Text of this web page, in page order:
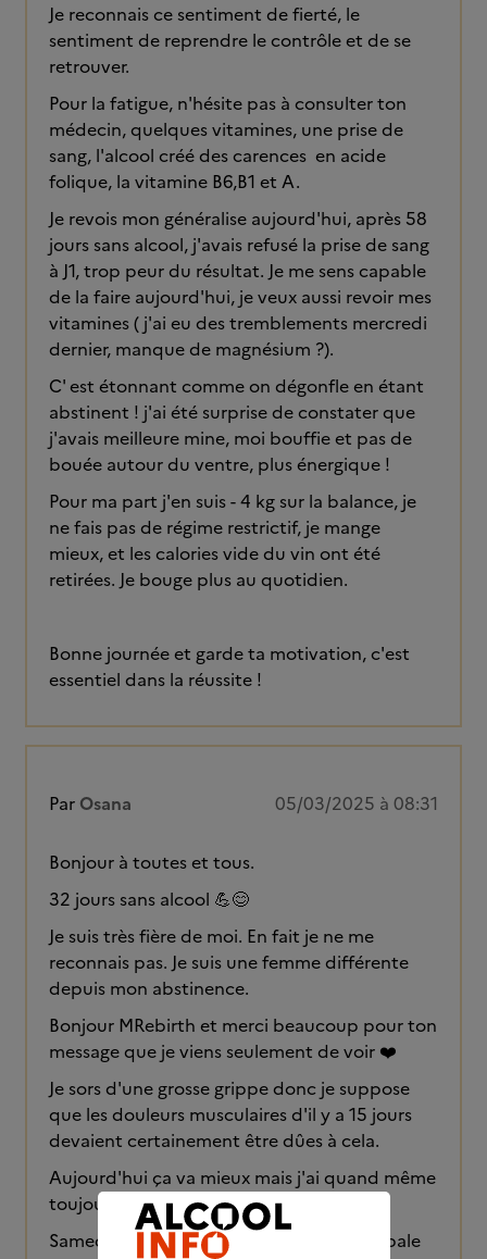
Je reconnais ce sentiment de fierté, le
sentiment de reprendre le contrôle et de se
retrouver.
Pour la fatigue, n'hésite pas à consulter ton
médecin, quelques vitamines, une prise de
sang, l'alcool créé des carences en acide
folique, la vitamine B6,B1 et A.
Je revois mon généralise aujourd'hui, après 58
jours sans alcool, j'avais refusé la prise de sang
à J1, trop peur du résultat. Je me sens capable
de la faire aujourd'hui, je veux aussi revoir mes
vitamines ( j'ai eu des tremblements mercredi
dernier, manque de magnésium ?).
C' est étonnant comme on dégonfle en étant
abstinent ! j'ai été surprise de constater que
j'avais meilleure mine, moi bouffie et pas de
bouée autour du ventre, plus énergique !
Pour ma part j'en suis - 4 kg sur la balance, je
ne fais pas de régime restrictif, je mange
mieux, et les calories vide du vin ont été
retirées. Je bouge plus au quotidien.
Bonne journée et garde ta motivation, c'est
essentiel dans la réussite !
Par Osana 05/03/2025 à 08:31
Bonjour à toutes et tous.
32 jours sans alcool 💪😊
Je suis très fière de moi. En fait je ne me
reconnais pas. Je suis une femme différente
depuis mon abstinence.
Bonjour MRebirth et merci beaucoup pour ton
message que je viens seulement de voir ❤️
Je sors d'une grosse grippe donc je suppose
que les douleurs musculaires d'il y a 15 jours
devaient certainement être dûes à cela.
Aujourd'hui ça va mieux mais j'ai quand même
toujours ces douleurs 🫤
Samedi je vais faire une prise de sang globale